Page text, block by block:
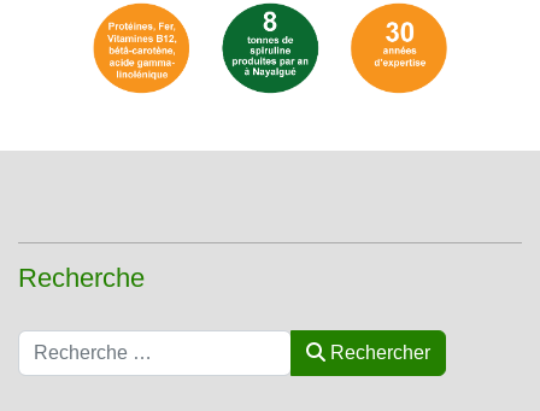
Recherche
Rechercher Rechercher